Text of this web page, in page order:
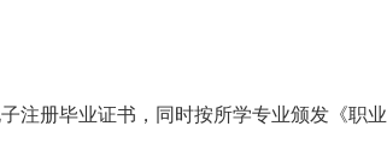
注册毕业证书，同时按所学专业颁发《职业